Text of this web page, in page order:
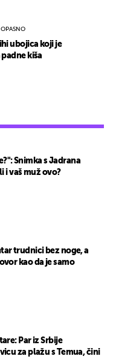
Snimka s Jadrana
i vaš muž ovo?
trudnici bez noge, a
kao da je samo
Par iz Srbije
za plažu s Temua, čini
ubojica koji je
kiša